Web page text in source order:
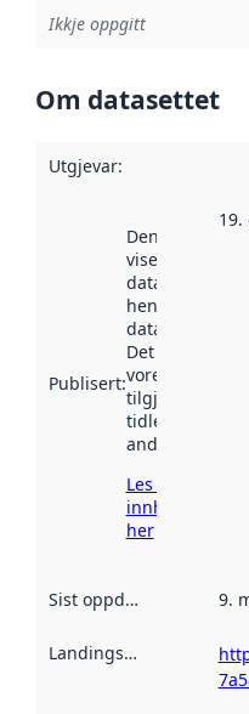
Ikkje oppgitt
Om datasettet
Utgjevar:
Publisert:
Denne datoen
viser når
datasettet vart
henta inn av
data.norge.no.
Det kan ha
vore
tilgjengeleg
tidlegare
andre stader.
Les meir om
innhenting
her
19.
Sist oppdatert 9.
Landingsside